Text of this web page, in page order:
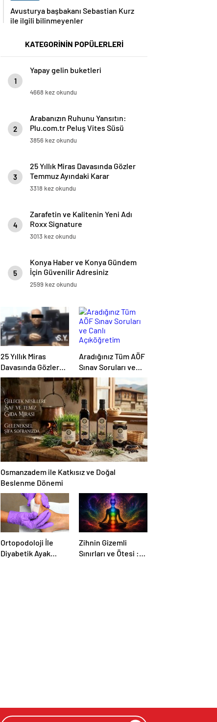
Avusturya başbakanı Sebastian Kurz
ile ilgili bilinmeyenler
KATEGORİNİN POPÜLERLERİ
1
Yapay gelin buketleri
4668 kez okundu
2
Arabanızın Ruhunu Yansıtın:
Plu.com.tr Peluş Vites Süsü
Modelleri
3856 kez okundu
3
25 Yıllık Miras Davasında Gözler
Temmuz Ayındaki Karar
Duruşmasına Çevrildi
3318 kez okundu
4
Zarafetin ve Kalitenin Yeni Adı
Roxx Signature
3013 kez okundu
5
Konya Haber ve Konya Gündem
İçin Güvenilir Adresiniz
2599 kez okundu
25 Yıllık Miras
Davasında Gözler
Temmuz Ayındaki
Karar Duruşmasına
Çevrildi
Aradığınız Tüm AÖF
Sınav Soruları ve
Canlı Açıköğretim
Forumu Burada
Osmanzadem ile Katkısız ve Doğal
Beslenme Dönemi
Ortopodoloji İle
Diyabetik Ayak
Zihnin Gizemli
Sınırları ve Ötesi :